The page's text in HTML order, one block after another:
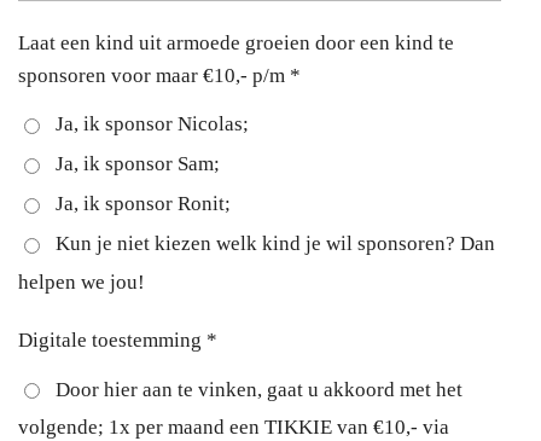
Laat een kind uit armoede groeien door een kind te
sponsoren voor maar €10,- p/m *
Ja, ik sponsor Nicolas;
Ja, ik sponsor Sam;
Ja, ik sponsor Ronit;
Kun je niet kiezen welk kind je wil sponsoren? Dan
helpen we jou!
Digitale toestemming *
Door hier aan te vinken, gaat u akkoord met het
volgende; 1x per maand een TIKKIE van €10,- via